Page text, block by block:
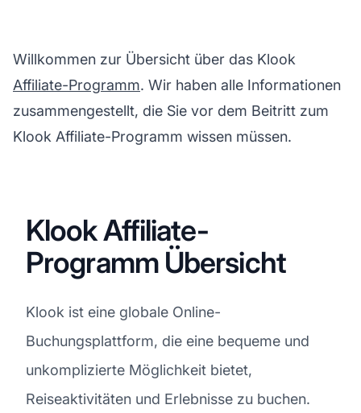
Willkommen zur Übersicht über das Klook
Affiliate-Programm. Wir haben alle Informationen
zusammengestellt, die Sie vor dem Beitritt zum
Klook Affiliate-Programm wissen müssen.
Klook Affiliate-
Programm Übersicht
Klook ist eine globale Online-
Buchungsplattform, die eine bequeme und
unkomplizierte Möglichkeit bietet,
Reiseaktivitäten und Erlebnisse zu buchen.